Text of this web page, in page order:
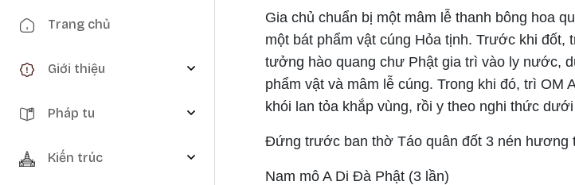
Main navigation
Trang chủ
Giới thiệu
Pháp tu
Kiến trúc
Gia chủ chuẩn bị một mâm lễ thanh bông hoa
một bát phẩm vật cúng Hỏa tịnh. Trước khi đốt,
tưởng hào quang chư Phật gia trì vào ly nước,
phẩm vật và mâm lễ cúng. Trong khi đó, trì OM
khói lan tỏa khắp vùng, rồi y theo nghi thức dưới
Đứng trước ban thờ Táo quân đốt 3 nén hương
Nam mô A Di Đà Phật (3 lần)